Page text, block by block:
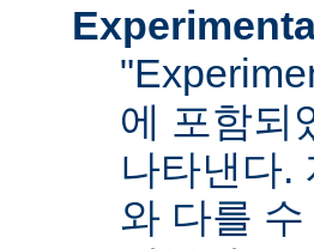
에 포함되
나타낸다.
와 다를